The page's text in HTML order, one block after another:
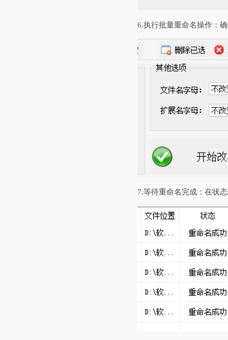
6.‌执行批量重命名操作‌：
7.‌等待重命名完成‌：在状